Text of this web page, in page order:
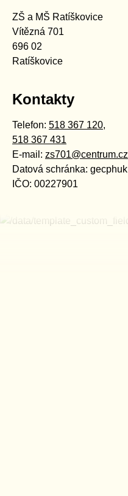
ZŠ a MŠ Ratíškovice
Vítězná 701
696 02
Ratíškovice
Kontakty
Telefon: 518 367 120,
518 367 431
E-mail: zs701@centrum.cz
Datová schránka: gecphuk
IČO: 00227901